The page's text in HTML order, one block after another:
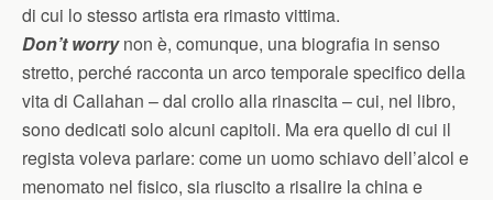
di cui lo stesso artista era rimasto vittima.
Don’t worrynon è, comunque, una biografia in senso
stretto, perché racconta un arco temporale specifico della
vita di Callahan – dal crollo alla rinascita – cui, nel libro,
sono dedicati solo alcuni capitoli. Ma era quello di cui il
regista voleva parlare: come un uomo schiavo dell’alcol e
menomato nel fisico, sia riuscito a risalire la china e